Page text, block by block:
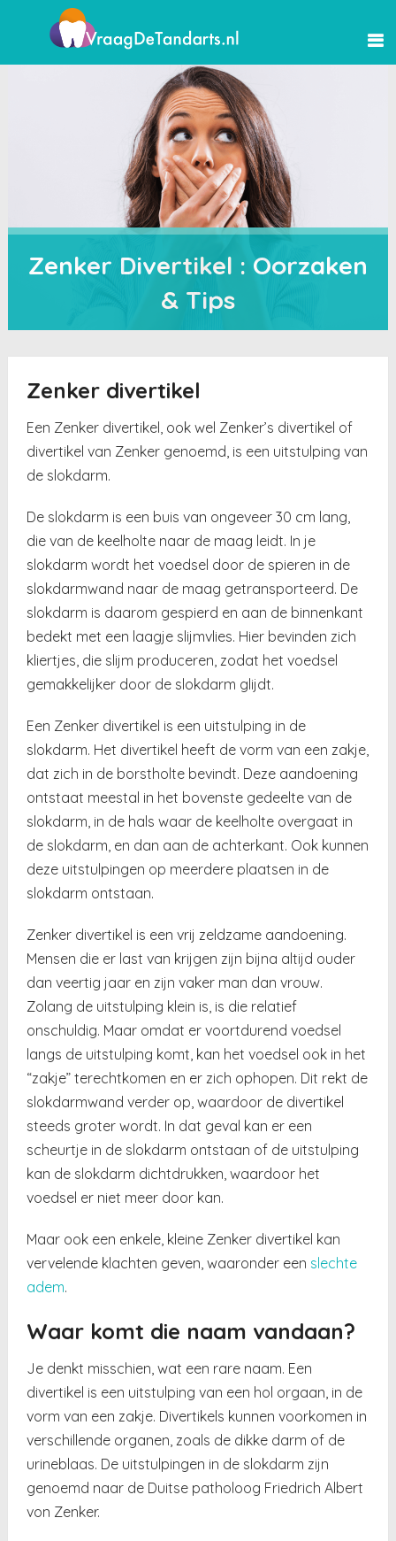
Zenker Divertikel : Oorzaken
& Tips
Zenker divertikel
Een Zenker divertikel, ook wel Zenker’s divertikel of
divertikel van Zenker genoemd, is een uitstulping van
de slokdarm.
De slokdarm is een buis van ongeveer 30 cm lang,
die van de keelholte naar de maag leidt. In je
slokdarm wordt het voedsel door de spieren in de
slokdarmwand naar de maag getransporteerd. De
slokdarm is daarom gespierd en aan de binnenkant
bedekt met een laagje slijmvlies. Hier bevinden zich
kliertjes, die slijm produceren, zodat het voedsel
gemakkelijker door de slokdarm glijdt.
Een Zenker divertikel is een uitstulping in de
slokdarm. Het divertikel heeft de vorm van een zakje,
dat zich in de borstholte bevindt. Deze aandoening
ontstaat meestal in het bovenste gedeelte van de
slokdarm, in de hals waar de keelholte overgaat in
de slokdarm, en dan aan de achterkant. Ook kunnen
deze uitstulpingen op meerdere plaatsen in de
slokdarm ontstaan.
Zenker divertikel is een vrij zeldzame aandoening.
Mensen die er last van krijgen zijn bijna altijd ouder
dan veertig jaar en zijn vaker man dan vrouw.
Zolang de uitstulping klein is, is die relatief
onschuldig. Maar omdat er voortdurend voedsel
langs de uitstulping komt, kan het voedsel ook in het
“zakje” terechtkomen en er zich ophopen. Dit rekt de
slokdarmwand verder op, waardoor de divertikel
steeds groter wordt. In dat geval kan er een
scheurtje in de slokdarm ontstaan of de uitstulping
kan de slokdarm dichtdrukken, waardoor het
voedsel er niet meer door kan.
Maar ook een enkele, kleine Zenker divertikel kan
vervelende klachten geven, waaronder een slechte
adem.
Waar komt die naam vandaan?
Je denkt misschien, wat een rare naam. Een
divertikel is een uitstulping van een hol orgaan, in de
vorm van een zakje. Divertikels kunnen voorkomen in
verschillende organen, zoals de dikke darm of de
urineblaas. De uitstulpingen in de slokdarm zijn
genoemd naar de Duitse patholoog Friedrich Albert
von Zenker.